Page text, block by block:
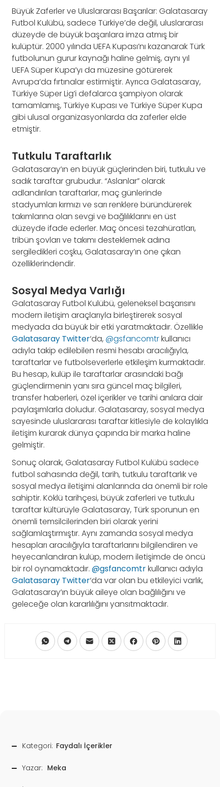
Büyük Zaferler ve Uluslararası Başarılar: Galatasaray
Futbol Kulübü, sadece Türkiye’de değil, uluslararası
düzeyde de büyük başarılara imza atmış bir
kulüptür. 2000 yılında UEFA Kupası’nı kazanarak Türk
futbolunun gurur kaynağı haline gelmiş, aynı yıl
UEFA Süper Kupa’yı da müzesine götürerek
Avrupa’da fırtınalar estirmiştir. Ayrıca Galatasaray,
Türkiye Süper Lig’i defalarca şampiyon olarak
tamamlamış, Türkiye Kupası ve Türkiye Süper Kupa
gibi ulusal organizasyonlarda da zaferler elde
etmiştir.
Tutkulu Taraftarlık
Galatasaray’ın en büyük güçlerinden biri, tutkulu ve
sadık taraftar grubudur. “Aslanlar” olarak
adlandırılan taraftarlar, maç günlerinde
stadyumları kırmızı ve sarı renklere büründürerek
takımlarına olan sevgi ve bağlılıklarını en üst
düzeyde ifade ederler. Maç öncesi tezahüratları,
tribün şovları ve takımı desteklemek adına
sergiledikleri coşku, Galatasaray’ın öne çıkan
özelliklerindendir.
Sosyal Medya Varlığı
Galatasaray Futbol Kulübü, geleneksel başarısını
modern iletişim araçlarıyla birleştirerek sosyal
medyada da büyük bir etki yaratmaktadır. Özellikle
Galatasaray Twitter‘da, @gsfancomtrkullanıcı
adıyla takip edilebilen resmi hesabı aracılığıyla,
taraftarlar ve futbolseverlerle etkileşim kurmaktadır.
Bu hesap, kulüp ile taraftarlar arasındaki bağı
güçlendirmenin yanı sıra güncel maç bilgileri,
transfer haberleri, özel içerikler ve tarihi anılara dair
paylaşımlarla doludur. Galatasaray, sosyal medya
sayesinde uluslararası taraftar kitlesiyle de kolaylıkla
iletişim kurarak dünya çapında bir marka haline
gelmiştir.
Sonuç olarak, Galatasaray Futbol Kulübü sadece
futbol sahasında değil, tarih, tutkulu taraftarlık ve
sosyal medya iletişimi alanlarında da önemli bir role
sahiptir. Köklü tarihçesi, büyük zaferleri ve tutkulu
taraftar kültürüyle Galatasaray, Türk sporunun en
önemli temsilcilerinden biri olarak yerini
sağlamlaştırmıştır. Aynı zamanda sosyal medya
hesapları aracılığıyla taraftarlarını bilgilendiren ve
heyecanlandıran kulüp, modern iletişimde de öncü
bir rol oynamaktadır. @gsfancomtrkullanıcı adıyla
Galatasaray Twitter‘da var olan bu etkileyici varlık,
Galatasaray’ın büyük aileye olan bağlılığını ve
geleceğe olan kararlılığını yansıtmaktadır.
Kategori: Faydalı İçerikler
Yazar: Meka